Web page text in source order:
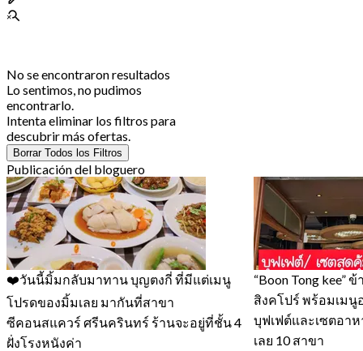
No se encontraron resultados
Lo sentimos, no pudimos
encontrarlo.
Intenta eliminar los filtros para
descubrir más ofertas.
Borrar Todos los Filtros
Publicación del bloguero
❤️วันนี้มิ้มกลับมาทาน บุญตงกี่ ที่มีแต่เมนู
โปรดของมิ้มเลย มากันที่สาขา
ซีคอนสแควร์ ศรีนครินทร์ ร้านจะอยู่ที่ชั้น 4
ฝั่งโรงหนังค่า
“Boon Tong kee”
สิงคโปร์ พร้อมเมนู
บุฟเฟต์และเซตอา
เลย 10 สาขา